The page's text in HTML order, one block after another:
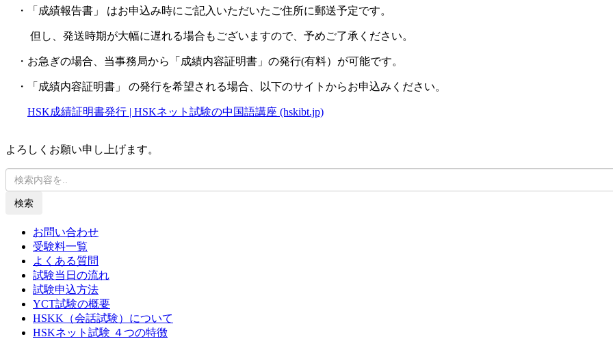
・「成績報告書」 はお申込み時にご記入いただいたご住所に郵送予定です。
但し、発送時期が大幅に遅れる場合もございますので、予めご了承ください。
・お急ぎの場合、当事務局から「成績内容証明書」の発行(有料）が可能です。
・「成績内容証明書」 の発行を希望される場合、以下のサイトからお申込みください。
HSK成績証明書発行 | HSKネット試験の中国語講座 (hskibt.jp)
よろしくお願い申し上げます。
検索
お問い合わせ
受験料一覧
よくある質問
試験当日の流れ
試験申込方法
YCT試験の概要
HSKK（会話試験）について
HSKネット試験 ４つの特徴